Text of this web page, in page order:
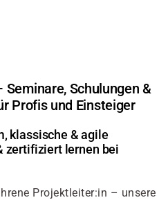
Schulungen &
Profis und Einsteiger
klassische & agile
zertifiziert lernen bei
Projektleiter:in – unsere